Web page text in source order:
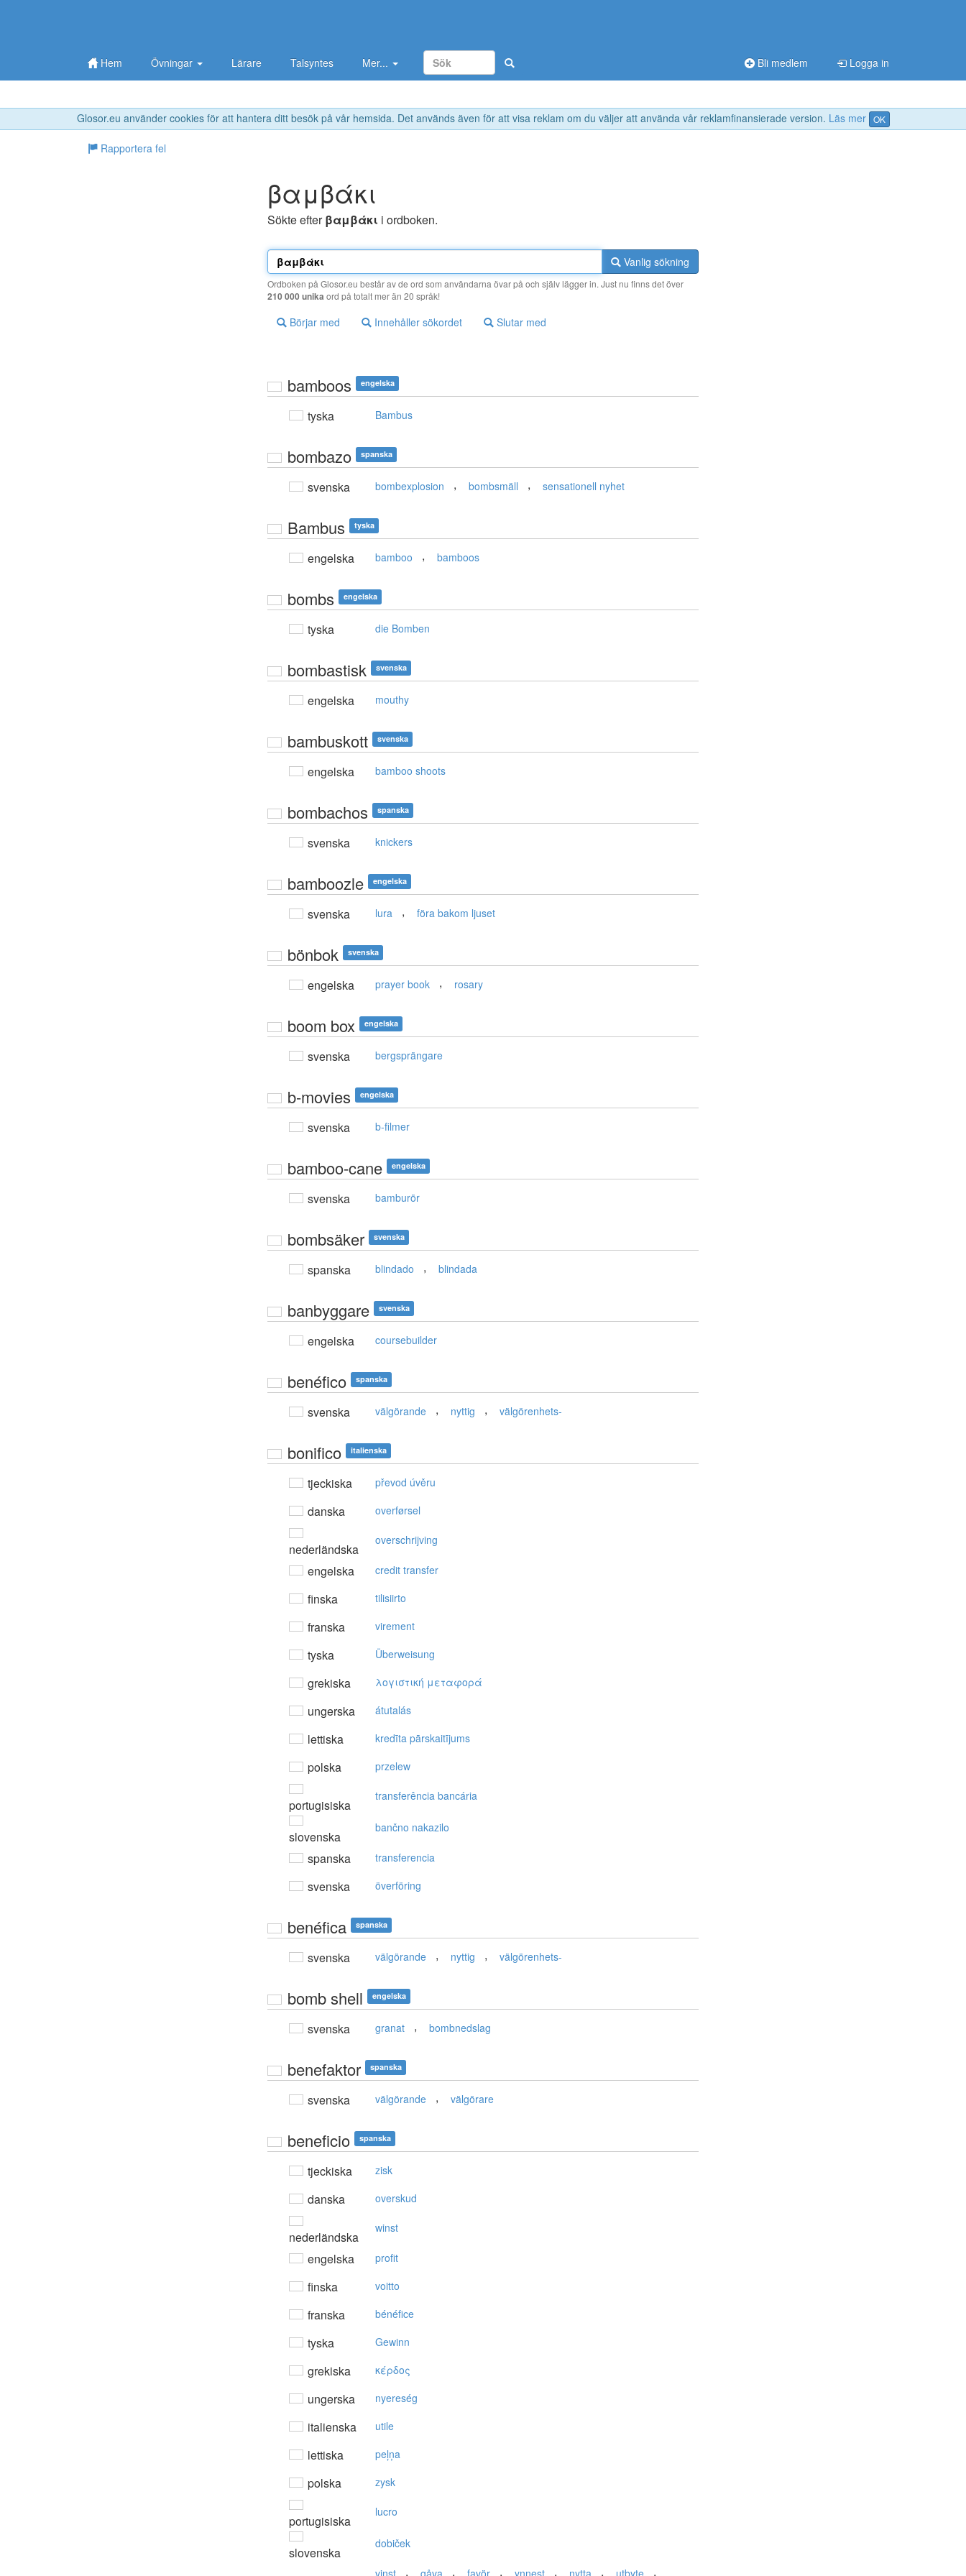
Glosor.eu använder cookies för att hantera ditt besök på vår hemsida. Det används även för att visa reklam om du väljer att använda vår reklamfinansierade version. Läs mer OK
Hem Övningar Lärare Talsyntes Mer... Bli medlem Logga in
Rapportera fel
βαμβάκι
Sökte efterβαμβάκι i ordboken.
Vanlig sökning
Ordboken på Glosor.eu består av de ord som användarna övar på och själv lägger in. Just nu finns det över
210 000 unika ord på totalt mer än 20 språk!
Börjar med Innehåller sökordet Slutar med
bamboos engelska
tyska Bambus
bombazo spanska
svenska bombexplosion , bombsmäll , sensationell nyhet
Bambus tyska
engelska bamboo , bamboos
bombs engelska
tyska die Bomben
bombastisk svenska
engelska mouthy
bambuskott svenska
engelska bamboo shoots
bombachos spanska
svenska knickers
bamboozle engelska
svenska lura , föra bakom ljuset
bönbok svenska
engelska prayer book , rosary
boom box engelska
svenska bergsprängare
b-movies engelska
svenska b-filmer
bamboo-cane engelska
svenska bamburör
bombsäker svenska
spanska blindado , blindada
banbyggare svenska
engelska coursebuilder
benéfico spanska
svenska välgörande , nyttig , välgörenhets-
bonifico italienska
tjeckiska převod úvěru
danska overførsel
nederländska
overschrijving
engelska credit transfer
finska tilisiirto
franska virement
tyska Überweisung
grekiska λoγιστική μεταφoρά
ungerska átutalás
lettiska kredīta pārskaitījums
polska przelew
portugisiska
transferência bancária
slovenska
bančno nakazilo
spanska transferencia
svenska överföring
benéfica spanska
svenska välgörande , nyttig , välgörenhets-
bomb shell engelska
svenska granat , bombnedslag
benefaktor spanska
svenska välgörande , välgörare
beneficio spanska
tjeckiska zisk
danska overskud
nederländska
winst
engelska profit
finska voitto
franska bénéfice
tyska Gewinn
grekiska κέρδoς
ungerska nyereség
italienska utile
lettiska peļņa
polska zysk
portugisiska
lucro
slovenska
dobiček
, , , , , ,